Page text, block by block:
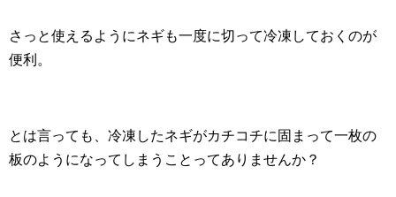
さっと使えるようにネギも一度に切って冷凍しておくのが
便利。
とは言っても、冷凍したネギがカチコチに固まって一枚の
板のようになってしまうことってありませんか？